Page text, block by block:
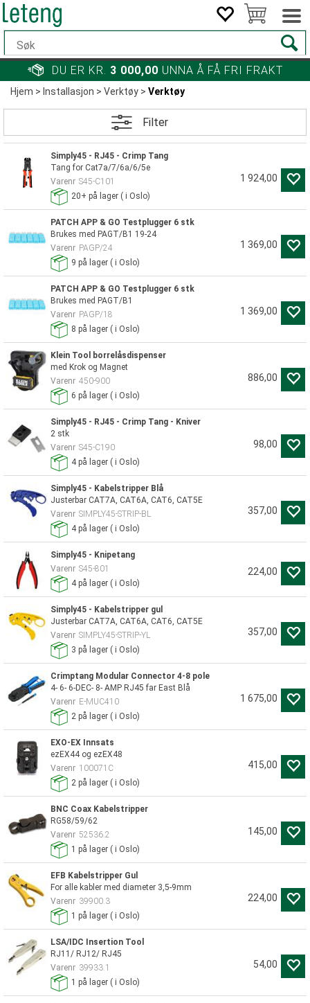
DU ER KR. 3 000,00 UNNA Å FÅ FRI FRAKT
Hjem> Installasjon>Verktøy>Verktøy
Filter
Simply45 - RJ45 - Crimp Tang
Tang for Cat7a/7/6a/6/5e
Varenr S45-C101
20+ på lager ( i Oslo)
1 924,00
PATCH APP & GO Testplugger 6 stk
Brukes med PAGT/B1 19-24
Varenr PAGP/24
9 på lager ( i Oslo)
1 369,00
PATCH APP & GO Testplugger 6 stk
Brukes med PAGT/B1
Varenr PAGP/18
8 på lager ( i Oslo)
1 369,00
Klein Tool borrelåsdispenser
med Krok og Magnet
Varenr 450-900
6 på lager ( i Oslo)
886,00
Simply45 - RJ45 - Crimp Tang - Kniver
2 stk
Varenr S45-C190
4på lager ( i Oslo)
98,00
Simply45 - Kabelstripper Blå
Justerbar CAT7A, CAT6A, CAT6, CAT5E
Varenr SIMPLY45-STRIP-BL
4på lager ( i Oslo)
357,00
Simply45 - Knipetang
Varenr S45-801
4på lager ( i Oslo)
224,00
Simply45 - Kabelstripper gul
Justerbar CAT7A, CAT6A, CAT6, CAT5E
Varenr SIMPLY45-STRIP-YL
3 på lager ( i Oslo)
357,00
Crimptang Modular Connector 4-8 pole
4- 6- 6-DEC- 8- AMP RJ45 far East Blå
Varenr E-MUC410
2 på lager ( i Oslo)
1 675,00
EXO-EX Innsats
ezEX44 og ezEX48
Varenr 100071C
2 på lager ( i Oslo)
415,00
BNC Coax Kabelstripper
RG58/59/62
Varenr 52536.2
1 på lager ( i Oslo)
145,00
EFB Kabelstripper Gul
For alle kabler med diameter 3,5-9mm
Varenr 39900.3
1 på lager ( i Oslo)
224,00
LSA/IDC Insertion Tool
RJ11/ RJ12/ RJ45
Varenr 39933.1
1 på lager ( i Oslo)
54,00